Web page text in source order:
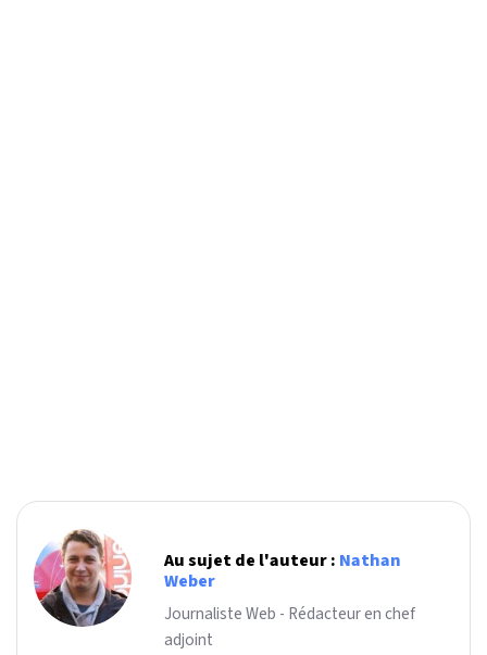
Au sujet de l'auteur : Nathan
Weber
Journaliste Web - Rédacteur en chef
adjoint